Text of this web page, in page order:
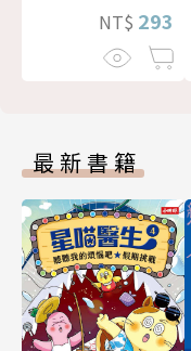
NT$ 293
最新書籍